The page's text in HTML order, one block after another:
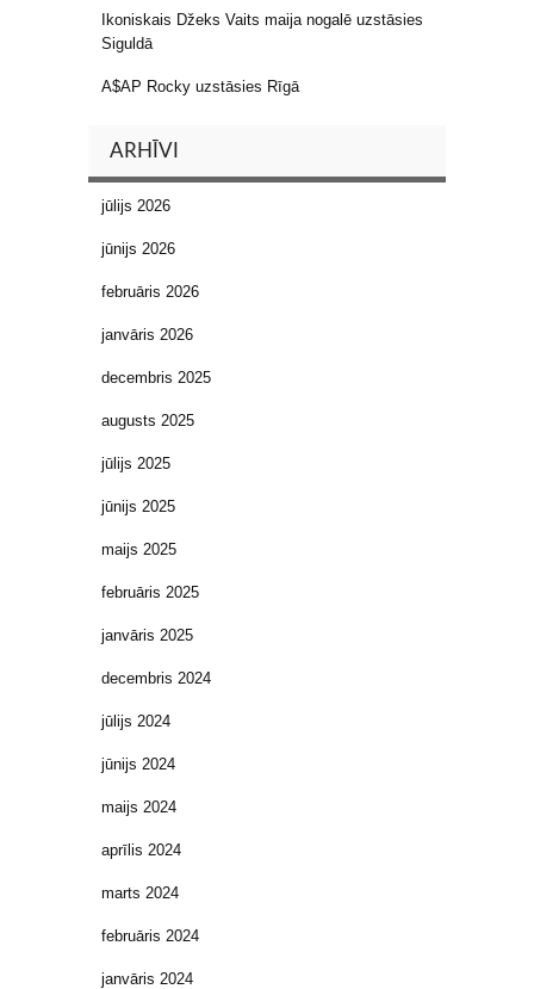
Ikoniskais Džeks Vaits maija nogalē uzstāsies
Siguldā
A$AP Rocky uzstāsies Rīgā
ARHĪVI
jūlijs 2026
jūnijs 2026
februāris 2026
janvāris 2026
decembris 2025
augusts 2025
jūlijs 2025
jūnijs 2025
maijs 2025
februāris 2025
janvāris 2025
decembris 2024
jūlijs 2024
jūnijs 2024
maijs 2024
aprīlis 2024
marts 2024
februāris 2024
janvāris 2024